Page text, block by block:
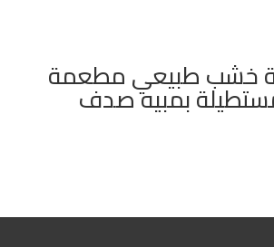
علبة خشب طبيعي مطعمة
بمبيه صدف